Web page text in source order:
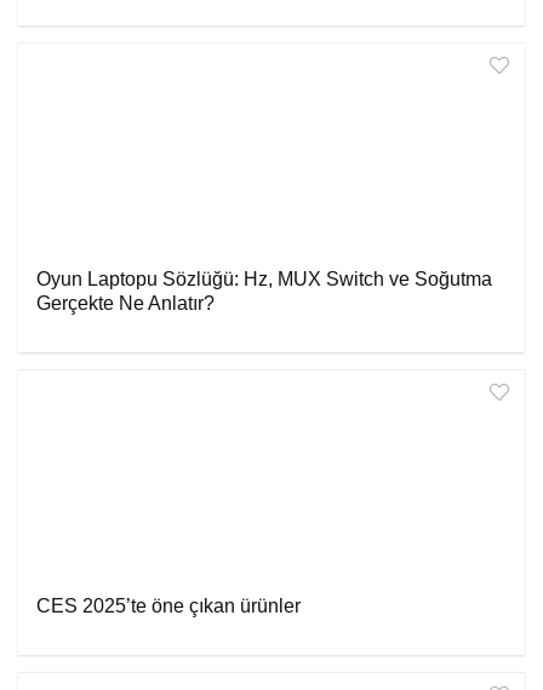
Oyun Laptopu Sözlüğü: Hz, MUX Switch ve Soğutma
Gerçekte Ne Anlatır?
CES 2025’te öne çıkan ürünler